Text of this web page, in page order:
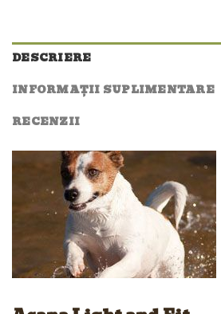
DESCRIERE
INFORMAȚII SUPLIMENTARE
RECENZII